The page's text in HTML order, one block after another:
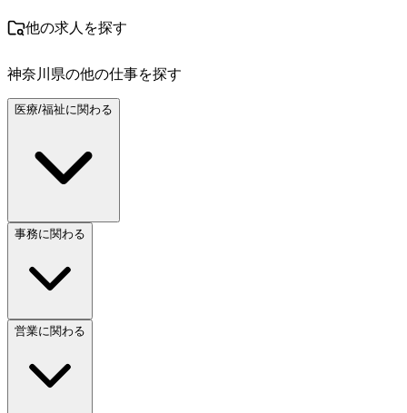
他の求人を探す
神奈川県の他の仕事を探す
医療/福祉に関わる
事務に関わる
営業に関わる